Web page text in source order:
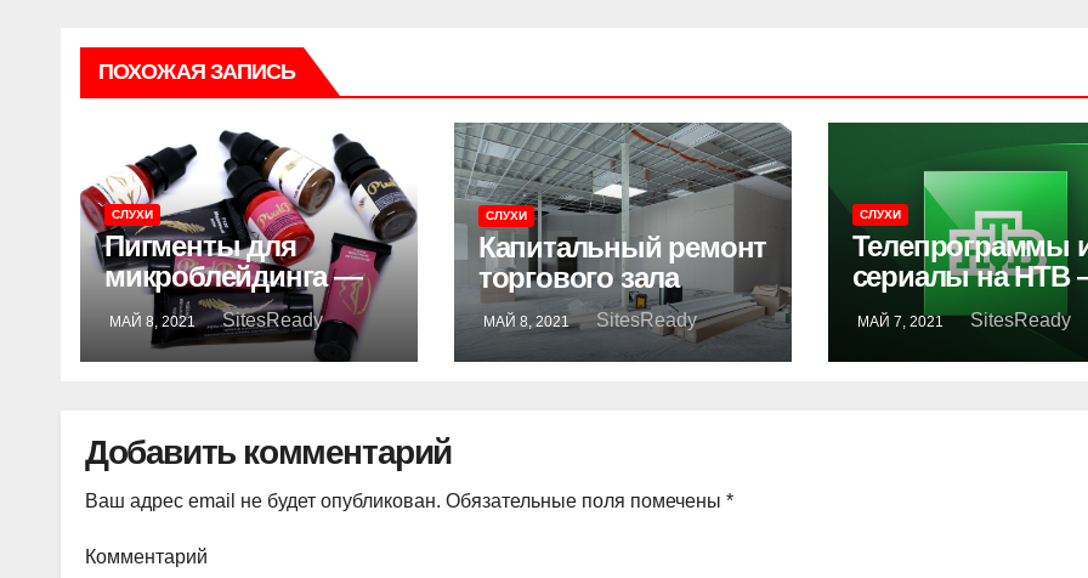
ПОХОЖАЯ ЗАПИСЬ
СЛУХИ
Пигменты для
микроблейдинга —
волшебный тюбик
МАЙ 8, 2021 SitesReady
СЛУХИ
Капитальный ремонт
торгового зала
МАЙ 8, 2021 SitesReady
СЛУХИ
Телепрограммы
сериалы на НТВ
Бесплатно!
МАЙ 7, 2021 SitesReady
Добавить комментарий
Ваш адрес email не будет опубликован. Обязательные поля помечены *
Комментарий